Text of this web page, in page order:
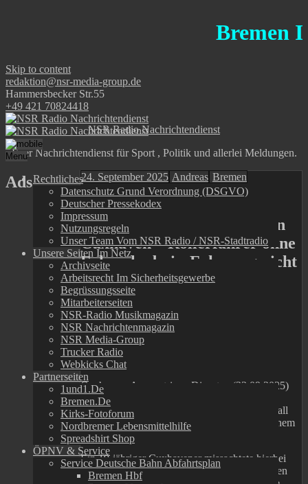
Bremen
Skip to content
redaktion@nsr-media-group.de
Hammersbecker Str.55
+49 421 70824418
Menu
Rechtliches
Datenschutz Grund Verordnung (DSGVO)
Deutscher Pressekodex
Impressum
Nutzungsregeln
Unser Team Vom NSR Radio / NSR-Stadtradio
Unsere Seiten Im Netz
Archivseite
Arbeitsrecht Im Sicherheitsgewerbe
Begrüssungsseite
Mitarbeiterseiten
NSR-Radio Musikmagazin
NSR Nachrichtenmagazin
NSR Media-Group
Trucker Radio
Webkicks Chat
Partnerseiten
1und1.de
Bremen.de
Kirks-Fotoforum
Nordbremer Lebensmittelhilfe
Spreadshirt Shop
ÖPNV & Service
Service Deutsche Bahn Abfahrtsplan
Bremen Hbf
NSR Radio Nachrichtendienst
Euer Nachrichtendienst für Sport , Politik und allerlei Meldungen.
24. September 2025 Andreas Bremen
POL-CUX: Verkehrsunfall
zwischen Roller und PKW in
Cuxhaven – Rollerfahrer ohne
Fahrerlaubnis, Fahrzeug nicht
versichert
Listen to this article
Cuxhaven(ots)
Cuxhaven. Am gestrigen Dienstag (23.09.2025)
kam es gegen 14:45 Uhr auf der Altenwalder
Chaussee in Cuxhaven zu einem Verkehrsunfall
zwischen einem Kleinkraftrad (Roller) und einem
PKW.
Ein 19-jähriger Cuxhavener missachtete hierbei
mit seinem Roller die Vorfahrt einer 52-jährigen
Ads